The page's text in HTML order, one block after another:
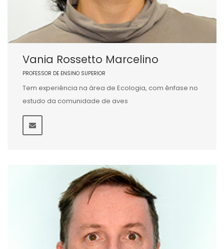
Vania Rossetto Marcelino
PROFESSOR DE ENSINO SUPERIOR
Tem experiência na área de Ecologia, com ênfase no
estudo da comunidade de aves